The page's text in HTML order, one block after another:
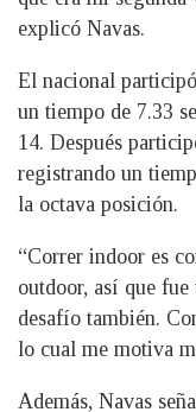
explicó Navas.
El nacional
un tiempo de 7.33
14. Después
registrando un
la octava posición.
“Correr indoor es
outdoor, así que
desafío también.
lo cual me motiva
Además, Navas